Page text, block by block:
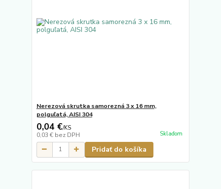
Nerezová skrutka samorezná 3 x 16 mm,
polguľatá, AISI 304
0,04 €/KS
0,03 € bez DPH Skladom
Pridať do košíka